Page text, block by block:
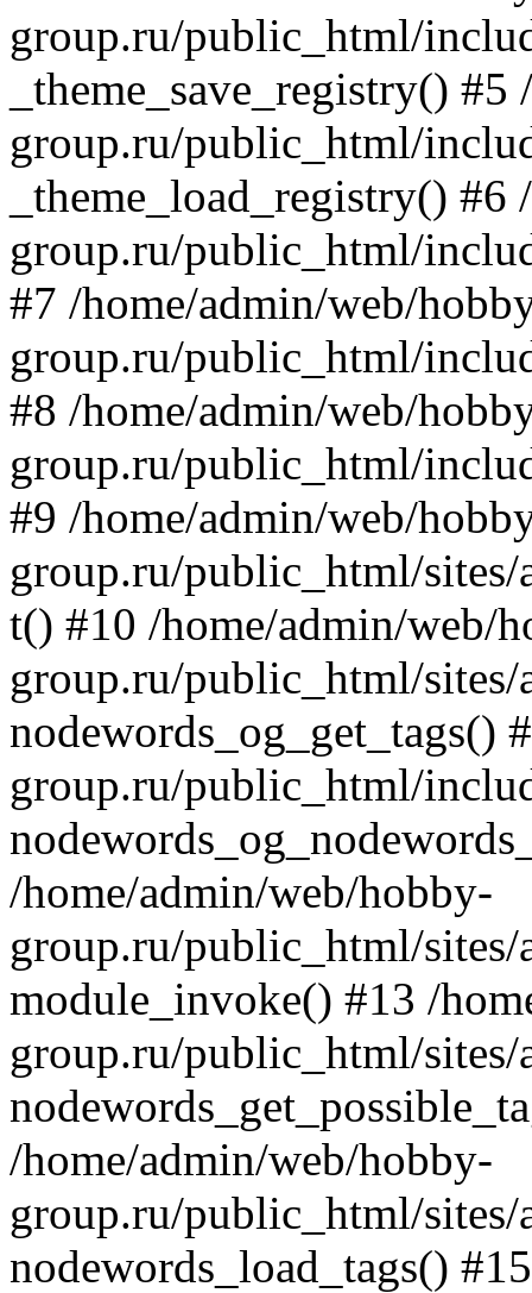
group.ru/public_html/
_theme_save_registry()
group.ru/public_html/
_theme_load_registry()
group.ru/public_html/
#7 /home/admin/web/
group.ru/public_html/
#8 /home/admin/web/
group.ru/public_html/
#9 /home/admin/web/
group.ru/public_html/
t() #10 /home/admin/web/
group.ru/public_html/
nodewords_og_get_tags()
group.ru/public_html/
/home/admin/web/hobby-
group.ru/public_html/
module_invoke() #13 /
group.ru/public_html/
/home/admin/web/hobby-
group.ru/public_html/
nodewords_load_tags()